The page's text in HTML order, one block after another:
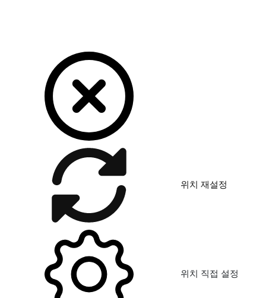
위치 재설정
위치 직접 설정